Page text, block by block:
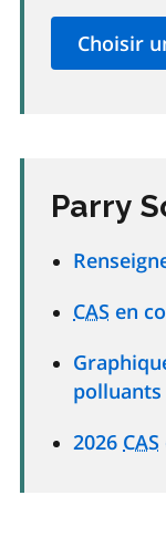
Parry
CAS en
polluants
2026 CAS